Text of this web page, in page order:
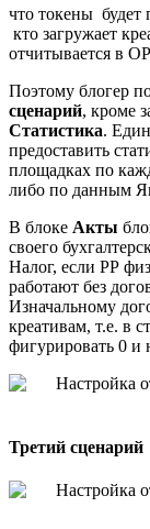
что токены будет
кто загружает
отчитывается в
Поэтому блогер
сценарий, кроме
Статистика.
предоставить
площадках по
либо по данным
В блоке Акты
своего
Налог, если РР
работают без
Изначальному
креативам, т.е. в
фигурировать 0 и
Третий сценарий